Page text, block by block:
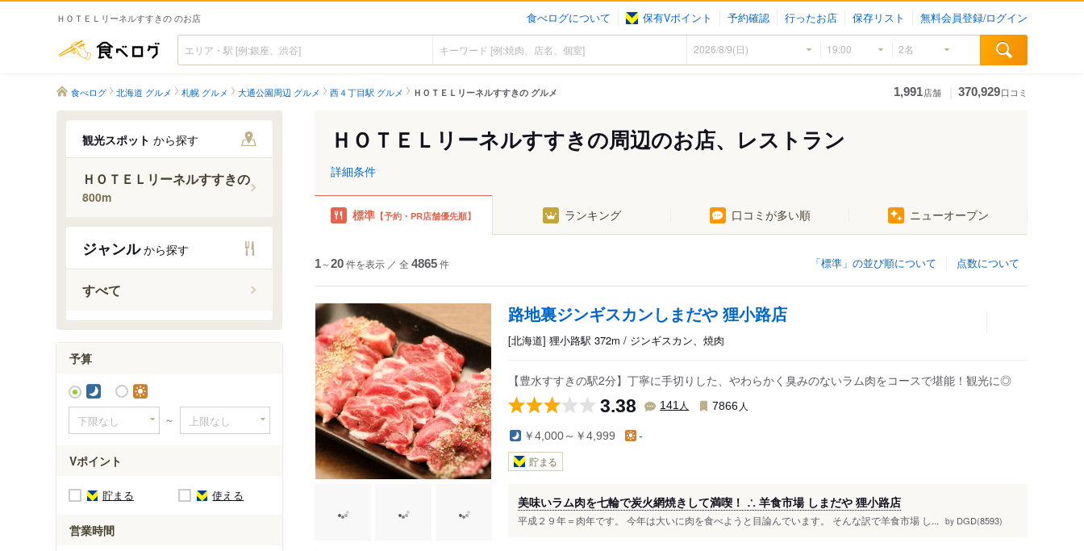
ＨＯＴＥＬリーネルすすきの のお店 食べログについて 保有Vポイント 予約確認 行ったお店 保存リスト 無料会員登録/ログイン
食べログ
食べログ 北海道 グルメ 札幌 グルメ 大通公園周辺 グルメ 西４丁目駅 グルメ ＨＯＴＥＬリーネルすすきの グルメ 1,991店舗 370,929口コミ
観光スポット から探す
ＨＯＴＥＬリーネルすすきの
800m
ジャンルから探す
すべて
予算
～
Vポイント
貯まる 使える
営業時間
ＨＯＴＥＬリーネルすすきの周辺のお店、レストラン
詳細条件
標準 【予約・PR店舗優先順】 ランキング 口コミが多い順 ニューオープン
1～20件を表示 ／ 全 4865件 点数について
「標準」の並び順について
路地裏ジンギスカンしまだや 狸小路店
[北海道] 狸小路駅 372m / ジンギスカン、焼肉
【豊水すすきの駅2分】丁寧に手切りした、やわらかく臭みのないラム肉をコースで堪能！観光に◎
3.38 141人 7866 人
￥4,000～￥4,999 -
貯まる
美味いラム肉を七輪で炭火網焼きして満喫！ ∴ 羊食市場 しまだや 狸小路店
平成２９年＝肉年です。 今年は大いに肉を食べようと目論んでいます。 そんな訳で羊食市場 し... by DGD(8593)